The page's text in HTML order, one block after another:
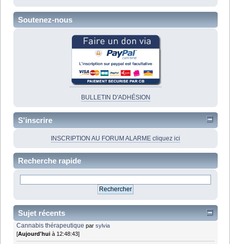
Soutenez-nous
BULLETIN D'ADHÉSION
S'inscrire
INSCRIPTION AU FORUM ALARME cliquez ici
Recherche rapide
Sujet récents
Cannabis thérapeutique parsylvia
[Aujourd'hui à 12:48:43]